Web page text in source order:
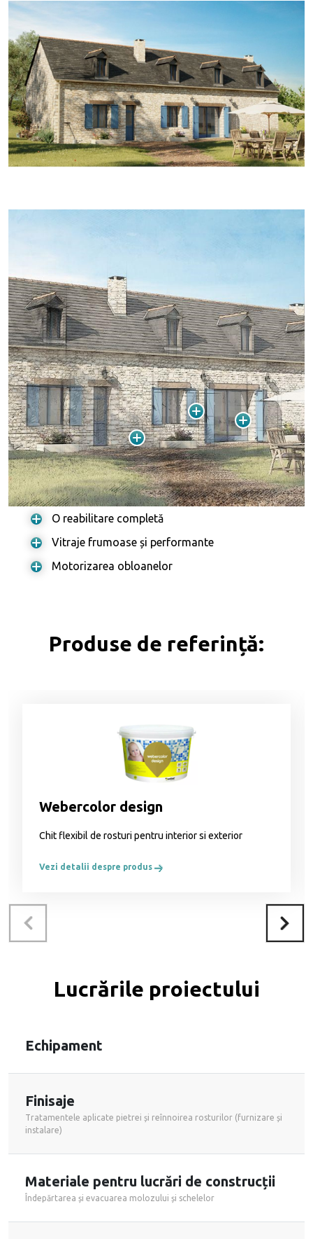
O reabilitare completă
Vitraje frumoase și performante
Motorizarea obloanelor
Produse de referință:
Webercolor design
Chit flexibil de rosturi pentru interior si exterior
Vezi detalii despre produs
Lucrările proiectului
Echipament
Finisaje
Tratamentele aplicate pietrei și reînnoirea rosturilor (furnizare și
instalare)
Materiale pentru lucrări de construcții
Îndepărtarea și evacuarea molozului și schelelor